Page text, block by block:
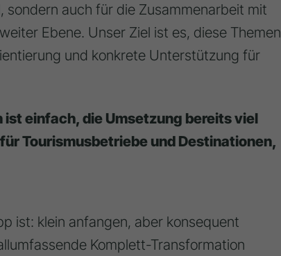
sondern auch für die Zusammenarbeit mit
Ebene. Unser Ziel ist es, diese Themen
und konkrete Unterstützung für
ist einfach, die Umsetzung bereits viel
Tourismusbetriebe und Destinationen,
ist: klein anfangen, aber konsequent
Komplett-Transformation